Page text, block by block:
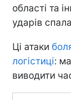
області та
ударів
Ці атаки
логістиці:
виводити